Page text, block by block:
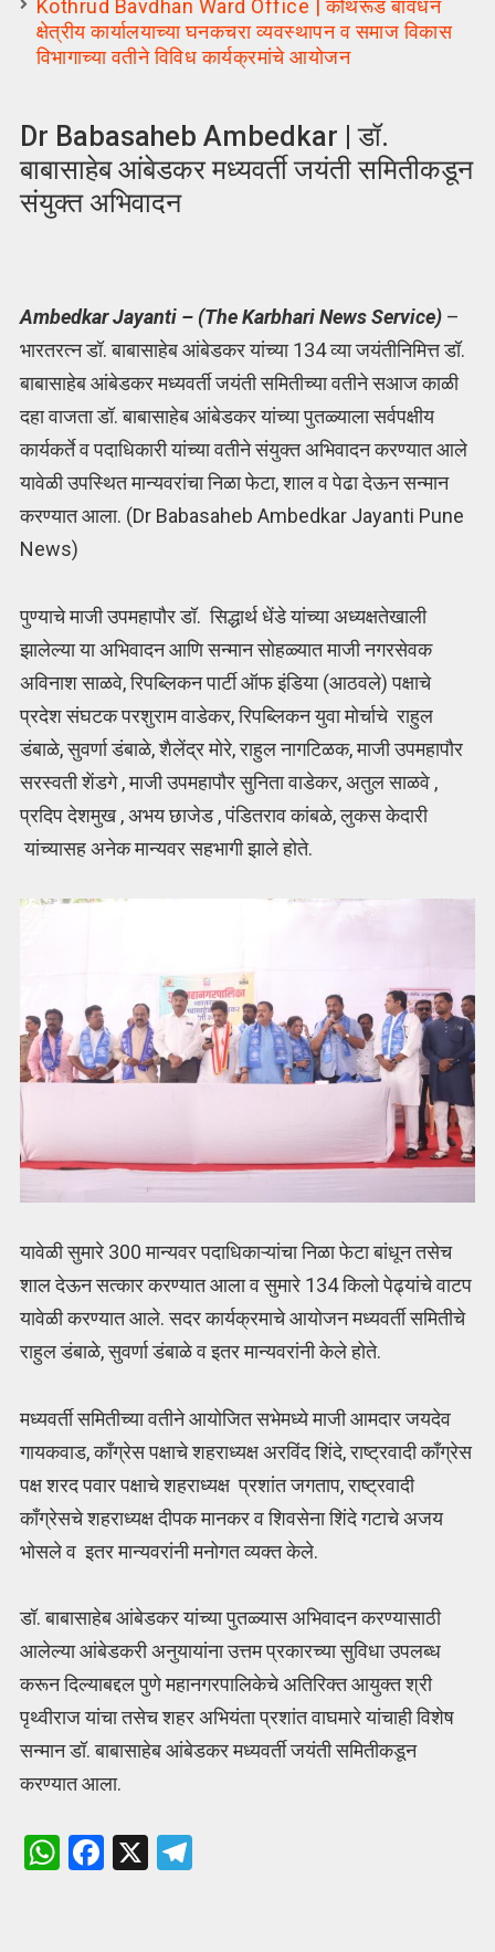
Kothrud Bavdhan Ward Office | कोथरूड बावधन
क्षेत्रीय कार्यालयाच्या घनकचरा व्यवस्थापन व समाज विकास
विभागाच्या वतीने विविध कार्यक्रमांचे आयोजन
Dr Babasaheb Ambedkar | डॉ.
बाबासाहेब आंबेडकर मध्यवर्ती जयंती समितीकडून
संयुक्त अभिवादन
Ambedkar Jayanti – (The Karbhari News Service) –
भारतरत्न डॉ. बाबासाहेब आंबेडकर यांच्या 134 व्या जयंतीनिमित्त डॉ.
बाबासाहेब आंबेडकर मध्यवर्ती जयंती समितीच्या वतीने सआज काळी
दहा वाजता डॉ. बाबासाहेब आंबेडकर यांच्या पुतळ्याला सर्वपक्षीय
कार्यकर्ते व पदाधिकारी यांच्या वतीने संयुक्त अभिवादन करण्यात आले
यावेळी उपस्थित मान्यवरांचा निळा फेटा, शाल व पेढा देऊन सन्मान
करण्यात आला. (Dr Babasaheb Ambedkar Jayanti Pune
News)
पुण्याचे माजी उपमहापौर डॉ. सिद्धार्थ धेंडे यांच्या अध्यक्षतेखाली
झालेल्या या अभिवादन आणि सन्मान सोहळ्यात माजी नगरसेवक
अविनाश साळवे, रिपब्लिकन पार्टी ऑफ इंडिया (आठवले) पक्षाचे
प्रदेश संघटक परशुराम वाडेकर, रिपब्लिकन युवा मोर्चाचे राहुल
डंबाळे, सुवर्णा डंबाळे, शैलेंद्र मोरे, राहुल नागटिळक, माजी उपमहापौर
सरस्वती शेंडगे , माजी उपमहापौर सुनिता वाडेकर, अतुल साळवे ,
प्रदिप देशमुख , अभय छाजेड , पंडितराव कांबळे, लुकस केदारी
यांच्यासह अनेक मान्यवर सहभागी झाले होते.
यावेळी सुमारे 300 मान्यवर पदाधिकाऱ्यांचा निळा फेटा बांधून तसेच
शाल देऊन सत्कार करण्यात आला व सुमारे 134 किलो पेढ्यांचे वाटप
यावेळी करण्यात आले. सदर कार्यक्रमाचे आयोजन मध्यवर्ती समितीचे
राहुल डंबाळे, सुवर्णा डंबाळे व इतर मान्यवरांनी केले होते.
मध्यवर्ती समितीच्या वतीने आयोजित सभेमध्ये माजी आमदार जयदेव
गायकवाड, काँग्रेस पक्षाचे शहराध्यक्ष अरविंद शिंदे, राष्ट्रवादी काँग्रेस
पक्ष शरद पवार पक्षाचे शहराध्यक्ष प्रशांत जगताप, राष्ट्रवादी
काँग्रेसचे शहराध्यक्ष दीपक मानकर व शिवसेना शिंदे गटाचे अजय
भोसले व इतर मान्यवरांनी मनोगत व्यक्त केले.
डॉ. बाबासाहेब आंबेडकर यांच्या पुतळ्यास अभिवादन करण्यासाठी
आलेल्या आंबेडकरी अनुयायांना उत्तम प्रकारच्या सुविधा उपलब्ध
करून दिल्याबद्दल पुणे महानगरपालिकेचे अतिरिक्त आयुक्त श्री
पृथ्वीराज यांचा तसेच शहर अभियंता प्रशांत वाघमारे यांचाही विशेष
सन्मान डॉ. बाबासाहेब आंबेडकर मध्यवर्ती जयंती समितीकडून
करण्यात आला.
W F X T